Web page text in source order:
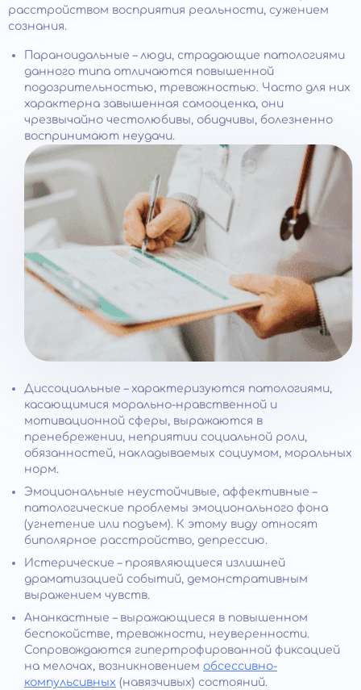
расстройством восприятия реальности, сужением
сознания.
Параноидальные – люди, страдающие патологиями
данного типа отличаются повышенной
подозрительностью, тревожностью. Часто для них
характерна завышенная самооценка, они
чрезвычайно честолюбивы, обидчивы, болезненно
воспринимают неудачи.
Диссоциальные – характеризуются патологиями,
касающимися морально-нравственной и
мотивационной сферы, выражаются в
пренебрежении, неприятии социальной роли,
обязанностей, накладываемых социумом, моральных
норм.
Эмоциональные неустойчивые, аффективные –
патологические проблемы эмоционального фона
(угнетение или подъем). К этому виду относят
биполярное расстройство, депрессию.
Истерические – проявляющиеся излишней
драматизацией событий, демонстративным
выражением чувств.
Ананкастные – выражающиеся в повышенном
беспокойстве, тревожности, неуверенности.
Сопровождаются гипертрофированной фиксацией
на мелочах, возникновением обсессивно-
компульсивных (навязчивых) состояний.